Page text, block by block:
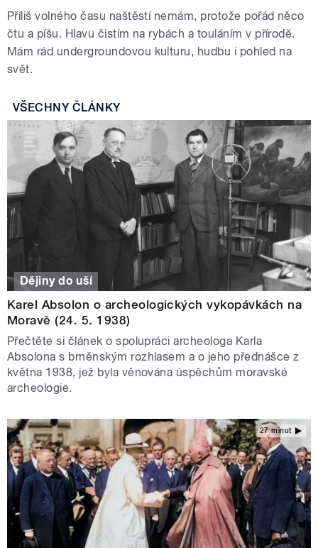
Příliš volného času naštěstí nemám, protože pořád něco
čtu a píšu. Hlavu čistím na rybách a touláním v přírodě.
Mám rád undergroundovou kulturu, hudbu i pohled na
svět.
VŠECHNY ČLÁNKY
Dějiny do uší
Karel Absolon o archeologických vykopávkách na
Moravě (24. 5. 1938)
Přečtěte si článek o spolupráci archeologa Karla
Absolona s brněnským rozhlasem a o jeho přednášce z
května 1938, jež byla věnována úspěchům moravské
archeologie.
27 minut